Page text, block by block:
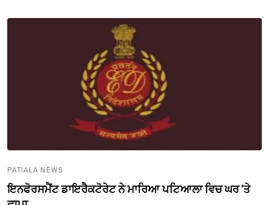
PATIALA NEWS
ਇਨਫੋਰਸਮੈਂਟ ਡਾਇਰੈਕਟੋਰੇਟ ਨੇ ਮਾਰਿਆ ਪਟਿਆਲਾ ਵਿਚ ਘਰ 'ਤੇ